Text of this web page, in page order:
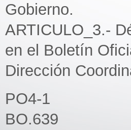
Gobierno.
ARTICULO_3.-
en el Boletín
Dirección
PO4-1
BO.639